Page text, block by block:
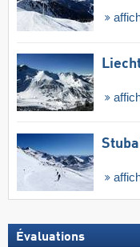
Évaluations